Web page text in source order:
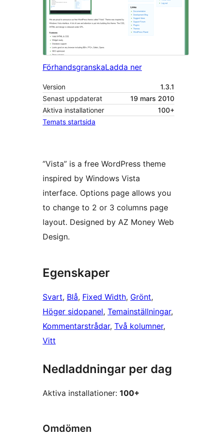
FörhandsgranskaLadda ner
Version
1.3.1
Senast uppdaterat
19 mars 2010
Aktiva installationer
100+
Temats startsida
”Vista” is a free WordPress theme
inspired by Windows Vista
interface. Options page allows you
to change to 2 or 3 columns page
layout. Designed by AZ Money Web
Design.
Egenskaper
Svart, Blå, Fixed Width, Grönt
Höger sidopanel, Temainställningar
Kommentarstrådar, Två kolumner
Vitt
Nedladdningar per dag
Aktiva installationer: 100+
Omdömen